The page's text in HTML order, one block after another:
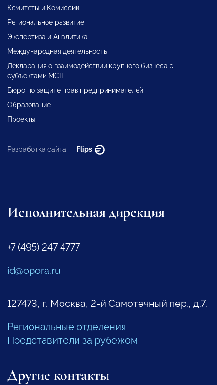
Комитеты и Комиссии
Региональное развитие
Экспертиза и Аналитика
Международная деятельность
Декларация о взаимодействии крупного бизнеса с
субъектами МСП
Бюро по защите прав предпринимателей
Образование
Проекты
Разработка сайта — Flips
Исполнительная дирекция
+7 (495) 247 4777
id@opora.ru
127473, г. Москва, 2-й Самотечный пер., д.7.
Региональные отделения
Представители за рубежом
Другие контакты